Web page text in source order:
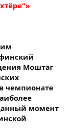
Моштаг
чемпионате
момент